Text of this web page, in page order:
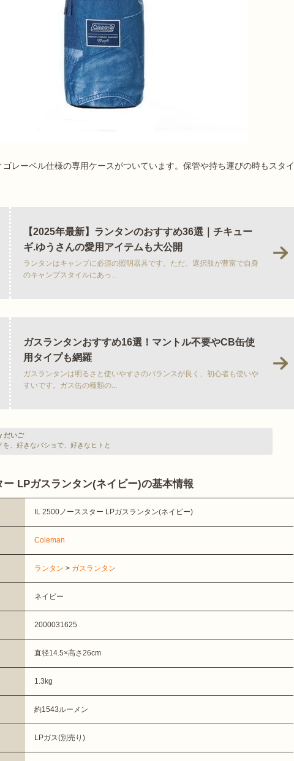
レーベル仕様の専用ケースがついています。保管や持ち運びの時もスタイ
【2025年最新】ランタンのおすすめ36選｜チキュー
ギ.ゆうさんの愛用アイテムも大公開
ランタンはキャンプに必須の照明器具です。ただ、選択肢が豊富で自身
のキャンプスタイルにあっ...
ガスランタンおすすめ16選！マントル不要やCB缶使
用タイプも網羅
ガスランタンは明るさと使いやすさのバランスが良く、初心者も使いや
すいです。ガス缶の種類の...
だいご
を、好きなバショで、好きなヒトと
ー LPガスランタン(ネイビー)の基本情報
IL 2500ノーススター LPガスランタン(ネイビー)
Coleman
ランタン > ガスランタン
ネイビー
2000031625
直径14.5×高さ26cm
1.3kg
約1543ルーメン
LPガス(別売り)